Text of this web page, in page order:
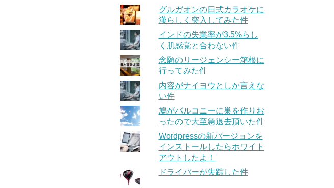
グルガオンの日式カラオケに
漢らしく突入してみた件
インドの失業率が3.5%らし
く肌感覚と合わない件
念願のリージェンシー箱根に
行ってみた件
内容がナイヨウとしか言えな
い件
鳩がバルコニーに巣を作りお
ったので大至急退去頂いた件
Wordpressの新バージョンを
インストールしたらホワイト
アウトしたよ！
ドライバーが失踪した件